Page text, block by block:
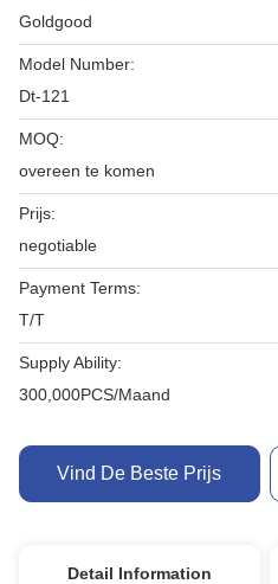
Goldgood
Model Number:
Dt-121
MOQ:
overeen te komen
Prijs:
negotiable
Payment Terms:
T/T
Supply Ability:
300,000PCS/Maand
Vind De Beste Prijs
Detail Information